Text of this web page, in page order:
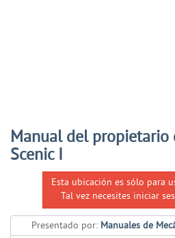
Manual del propietario
Scenic I
Esta ubicación es sólo para
Tal vez necesites iniciar
Presentado por: Manuales de